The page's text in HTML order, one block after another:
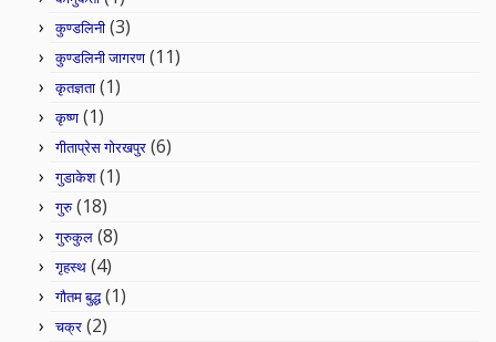
कुण्डलिनी (3)
कुण्डलिनी जागरण (11)
कृतज्ञता (1)
कृष्ण (1)
गीताप्रेस गोरखपुर (6)
गुडाकेश(1)
गुरु(18)
गुरुकुल (8)
गृहस्थ (4)
गौतम बुद्ध(1)
चक्र (2)